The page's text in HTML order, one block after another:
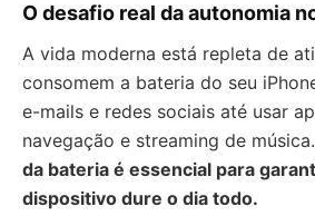
O desafio real da autonomia
A vida moderna está repleta de
consomem a bateria do seu
e-mails e redes sociais até usar
navegação e streaming de música.
da bateria é essencial para
dispositivo dure o dia todo.